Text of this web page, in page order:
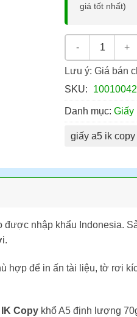
giá tốt nhất)
Giấy A5 IK
Lưu ý: Giá bán
SKU:
10010042
Danh mục: Giấy
giấy a5 ik copy
được nhập khẩu Indonesia.
hợp để in ấn tài liệu, tờ rơi
Copykhổ A5 định lượng